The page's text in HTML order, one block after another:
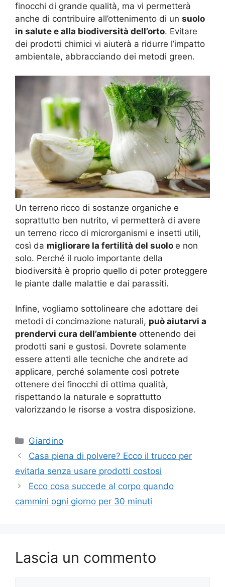
finocchi di grande qualità, ma vi permetterà
anche di contribuire all’ottenimento di un suolo
in salute e alla biodiversità dell’orto. Evitare
dei prodotti chimici vi aiuterà a ridurre l’impatto
ambientale, abbracciando dei metodi green.
Un terreno ricco di sostanze organiche e
soprattutto ben nutrito, vi permetterà di avere
un terreno ricco di microrganismi e insetti utili,
così da migliorare la fertilità del suolo e non
solo. Perché il ruolo importante della
biodiversità è proprio quello di poter proteggere
le piante dalle malattie e dai parassiti.
Infine, vogliamo sottolineare che adottare dei
metodi di concimazione naturali, può aiutarvi a
prendervi cura dell’ambiente ottenendo dei
prodotti sani e gustosi. Dovrete solamente
essere attenti alle tecniche che andrete ad
applicare, perché solamente così potrete
ottenere dei finocchi di ottima qualità,
rispettando la naturale e soprattutto
valorizzando le risorse a vostra disposizione.
Categorie
Giardino
Casa piena di polvere? Ecco il trucco per
evitarla senza usare prodotti costosi
Ecco cosa succede al corpo quando
cammini ogni giorno per 30 minuti
Lascia un commento